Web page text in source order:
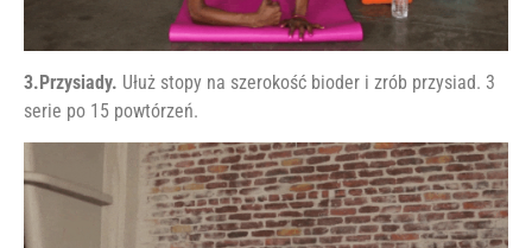
3.Przysiady. Ułuż stopy na szerokość bioder i zrób przysiad. 3
serie po 15 powtórzeń.